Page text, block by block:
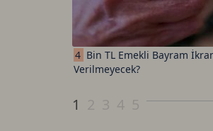
4 Bin TL Emekli Bayram
Verilmeyecek?
1